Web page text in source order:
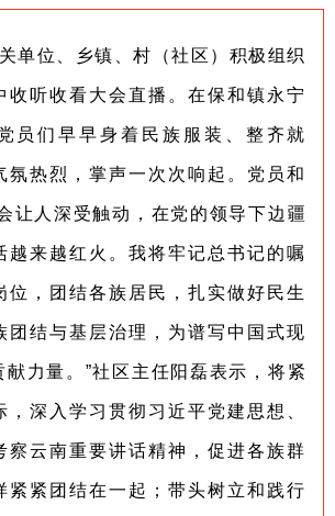
单位、乡镇、村（社区）积极组织
收听收看大会直播。在保和镇永宁
员们早早身着民族服装、整齐就
氛热烈，掌声一次次响起。党员和
让人深受触动，在党的领导下边疆
越来越红火。我将牢记总书记的嘱
位，团结各族居民，扎实做好民生
团结与基层治理，为谱写中国式现
力量。”社区主任阳磊表示，将紧
，深入学习贯彻习近平党建思想、
察云南重要讲话精神，促进各族群
紧紧团结在一起；带头树立和践行